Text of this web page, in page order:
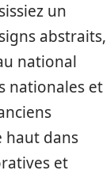
un
abstraits,
national
nationales et
haut dans
et